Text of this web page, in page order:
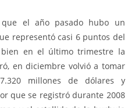
el año pasado hubo un
representó casi 6 puntos del
en el último trimestre la
en diciembre volvió a tomar
millones de dólares y
que se registró durante 2008